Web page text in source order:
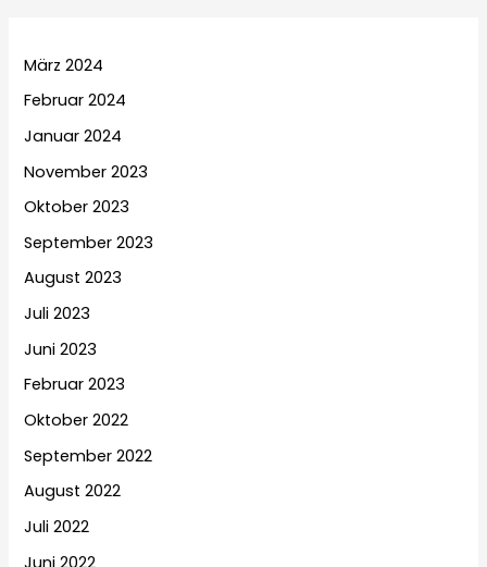
März 2024
Februar 2024
Januar 2024
November 2023
Oktober 2023
September 2023
August 2023
Juli 2023
Juni 2023
Februar 2023
Oktober 2022
September 2022
August 2022
Juli 2022
Juni 2022